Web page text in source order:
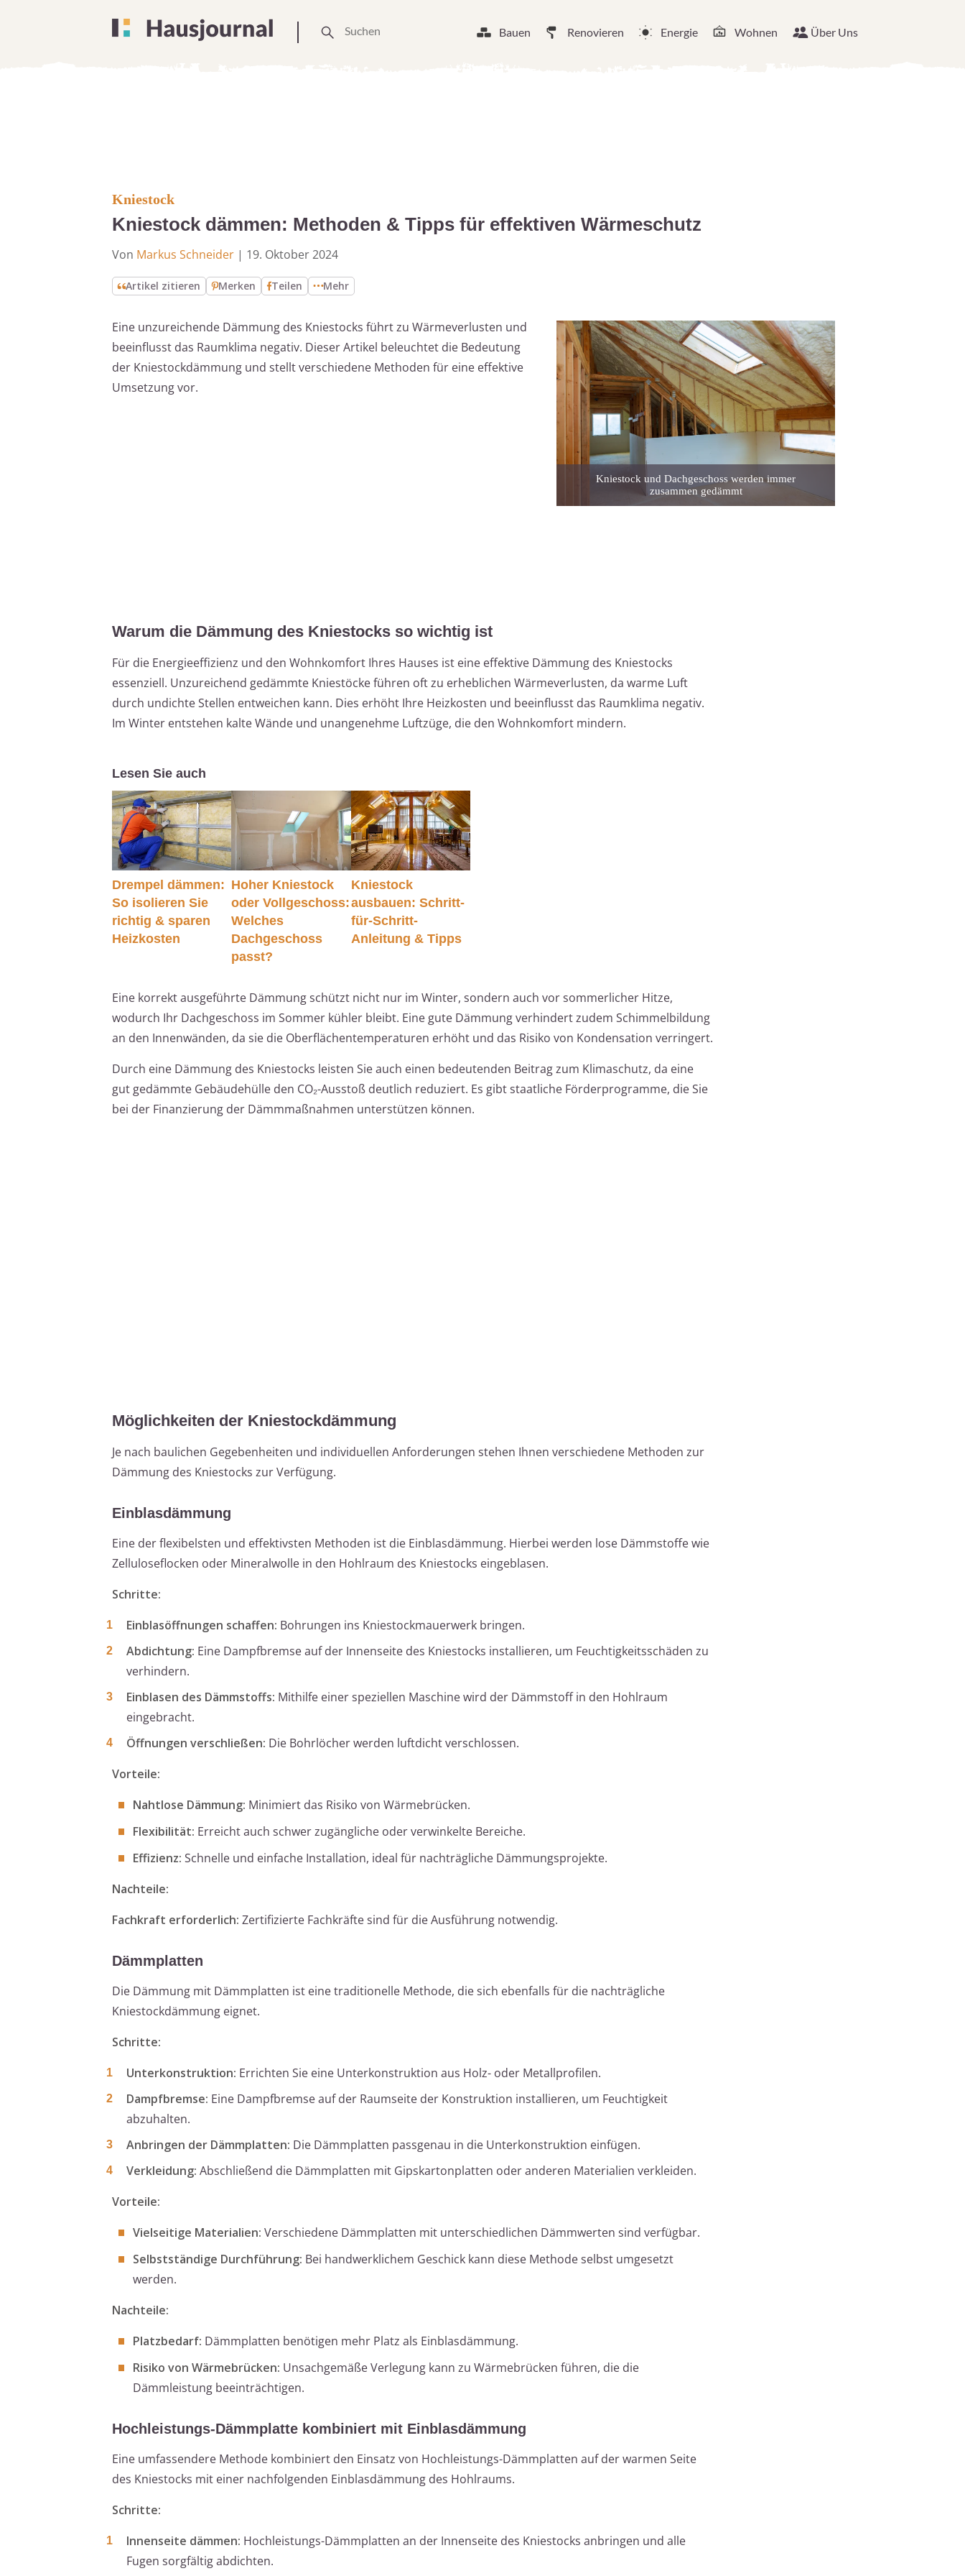
Bauen Renovieren Energie Wohnen Über Uns
Kniestock
Kniestock dämmen: Methoden & Tipps für effektiven Wärmeschutz
Von Markus Schneider | 19. Oktober 2024
Artikel zitieren Merken Teilen Mehr
Eine unzureichende Dämmung des Kniestocks führt zu Wärmeverlusten und
beeinflusst das Raumklima negativ. Dieser Artikel beleuchtet die Bedeutung
der Kniestockdämmung und stellt verschiedene Methoden für eine effektive
Umsetzung vor.
Kniestock und Dachgeschoss werden immer
zusammen gedämmt
Warum die Dämmung des Kniestocks so wichtig ist
Für die Energieeffizienz und den Wohnkomfort Ihres Hauses ist eine effektive Dämmung des Kniestocks
essenziell. Unzureichend gedämmte Kniestöcke führen oft zu erheblichen Wärmeverlusten, da warme Luft
durch undichte Stellen entweichen kann. Dies erhöht Ihre Heizkosten und beeinflusst das Raumklima negativ.
Im Winter entstehen kalte Wände und unangenehme Luftzüge, die den Wohnkomfort mindern.
Lesen Sie auch
Drempel dämmen:
So isolieren Sie
richtig & sparen
Heizkosten
Hoher Kniestock
oder Vollgeschoss:
Welches
Dachgeschoss
passt?
Kniestock
ausbauen: Schritt-
für-Schritt-
Anleitung & Tipps
Eine korrekt ausgeführte Dämmung schützt nicht nur im Winter, sondern auch vor sommerlicher Hitze,
wodurch Ihr Dachgeschoss im Sommer kühler bleibt. Eine gute Dämmung verhindert zudem Schimmelbildung
an den Innenwänden, da sie die Oberflächentemperaturen erhöht und das Risiko von Kondensation verringert.
Durch eine Dämmung des Kniestocks leisten Sie auch einen bedeutenden Beitrag zum Klimaschutz, da eine
gut gedämmte Gebäudehülle den CO₂-Ausstoß deutlich reduziert. Es gibt staatliche Förderprogramme, die Sie
bei der Finanzierung der Dämmmaßnahmen unterstützen können.
Möglichkeiten der Kniestockdämmung
Je nach baulichen Gegebenheiten und individuellen Anforderungen stehen Ihnen verschiedene Methoden zur
Dämmung des Kniestocks zur Verfügung.
Einblasdämmung
Eine der flexibelsten und effektivsten Methoden ist die Einblasdämmung. Hierbei werden lose Dämmstoffe wie
Zelluloseflocken oder Mineralwolle in den Hohlraum des Kniestocks eingeblasen.
Schritte:
Einblasöffnungen schaffen: Bohrungen ins Kniestockmauerwerk bringen.
Abdichtung: Eine Dampfbremse auf der Innenseite des Kniestocks installieren, um Feuchtigkeitsschäden zu
verhindern.
Einblasen des Dämmstoffs: Mithilfe einer speziellen Maschine wird der Dämmstoff in den Hohlraum
eingebracht.
Öffnungen verschließen: Die Bohrlöcher werden luftdicht verschlossen.
Vorteile:
Nahtlose Dämmung: Minimiert das Risiko von Wärmebrücken.
Flexibilität: Erreicht auch schwer zugängliche oder verwinkelte Bereiche.
Effizienz: Schnelle und einfache Installation, ideal für nachträgliche Dämmungsprojekte.
Nachteile:
Fachkraft erforderlich: Zertifizierte Fachkräfte sind für die Ausführung notwendig.
Dämmplatten
Die Dämmung mit Dämmplatten ist eine traditionelle Methode, die sich ebenfalls für die nachträgliche
Kniestockdämmung eignet.
Schritte:
Unterkonstruktion: Errichten Sie eine Unterkonstruktion aus Holz- oder Metallprofilen.
Dampfbremse: Eine Dampfbremse auf der Raumseite der Konstruktion installieren, um Feuchtigkeit
abzuhalten.
Anbringen der Dämmplatten: Die Dämmplatten passgenau in die Unterkonstruktion einfügen.
Verkleidung: Abschließend die Dämmplatten mit Gipskartonplatten oder anderen Materialien verkleiden.
Vorteile:
Vielseitige Materialien: Verschiedene Dämmplatten mit unterschiedlichen Dämmwerten sind verfügbar.
Selbstständige Durchführung: Bei handwerklichem Geschick kann diese Methode selbst umgesetzt
werden.
Nachteile:
Platzbedarf: Dämmplatten benötigen mehr Platz als Einblasdämmung.
Risiko von Wärmebrücken: Unsachgemäße Verlegung kann zu Wärmebrücken führen, die die
Dämmleistung beeinträchtigen.
Hochleistungs-Dämmplatte kombiniert mit Einblasdämmung
Eine umfassendere Methode kombiniert den Einsatz von Hochleistungs-Dämmplatten auf der warmen Seite
des Kniestocks mit einer nachfolgenden Einblasdämmung des Hohlraums.
Schritte:
Innenseite dämmen: Hochleistungs-Dämmplatten an der Innenseite des Kniestocks anbringen und alle
Fugen sorgfältig abdichten.